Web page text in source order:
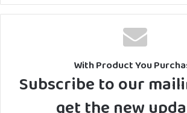
With Product You
Subscribe to our
get the new